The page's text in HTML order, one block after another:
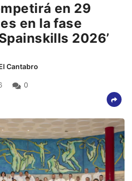
en 29
en la fase
2026’
Cantabro
0